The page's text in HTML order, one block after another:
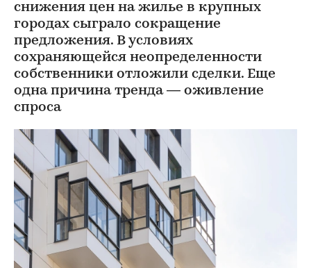
снижения цен на жилье в крупных
городах сыграло сокращение
предложения. В условиях
сохраняющейся неопределенности
собственники отложили сделки. Еще
одна причина тренда — оживление
спроса